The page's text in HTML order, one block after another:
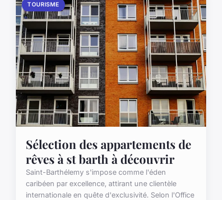
TOURISME
Sélection des appartements de
rêves à st barth à découvrir
Saint-Barthélemy s'impose comme l'éden
caribéen par excellence, attirant une clientèle
internationale en quête d'exclusivité. Selon l'Office